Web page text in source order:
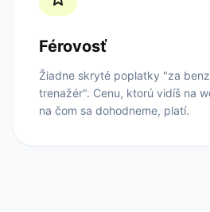
Férovosť
Žiadne skryté poplatky "za
trenažér". Cenu, ktorú vidíš na
na čom sa dohodneme, platí.